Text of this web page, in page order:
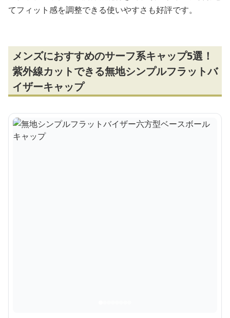
てフィット感を調整できる使いやすさも好評です。
メンズにおすすめのサーフ系キャップ5選！
紫外線カットできる無地シンプルフラットバ
イザーキャップ